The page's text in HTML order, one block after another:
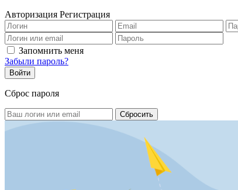
Авторизация Регистрация
Запомнить меня
Забыли пароль?
Сброс пароля